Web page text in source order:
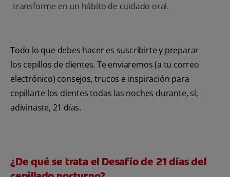
transforme en un hábito de cuidado oral.
Todo lo que debes hacer es suscribirte y preparar
los cepillos de dientes. Te enviaremos (a tu correo
electrónico) consejos, trucos e inspiración para
cepillarte los dientes todas las noches durante, sí,
adivinaste, 21 días.
¿De qué se trata el Desafío de 21 días del